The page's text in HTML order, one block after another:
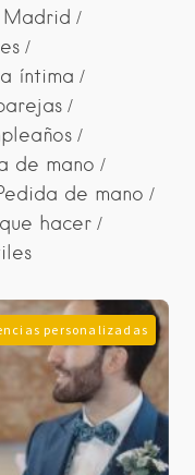
Madrid
íntima
de mano
de mano
hacer
personalizadas